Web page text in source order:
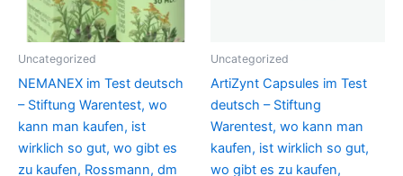
Uncategorized
NEMANEX im Test deutsch
– Stiftung Warentest, wo
kann man kaufen, ist
wirklich so gut, wo gibt es
zu kaufen, Rossmann, dm
Uncategorized
ArtiZynt Capsules im Test
deutsch – Stiftung
Warentest, wo kann man
kaufen, ist wirklich so gut,
wo gibt es zu kaufen,